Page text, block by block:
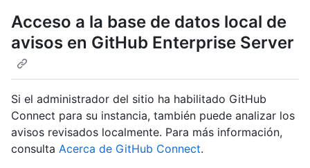
Acceso a la base de datos local de
avisos en GitHub Enterprise Server
Si el administrador del sitio ha habilitado GitHub
Connect para su instancia, también puede analizar los
avisos revisados localmente. Para más información,
consulta Acerca de GitHub Connect.